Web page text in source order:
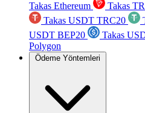
Takas Ethereum
Takas
Takas USDT TRC20
USDT BEP20
Takas
Polygon
Ödeme Yöntemleri